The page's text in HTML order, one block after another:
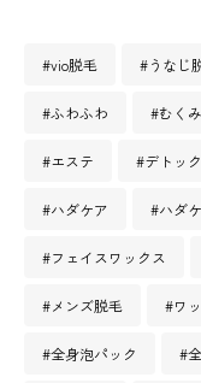
#vio脱毛 #うなじ
#ふわふわ #むくみ
#エステ #デトッ
#ハダケア #ハダ
#フェイスワックス
#メンズ脱毛 #ワ
#全身泡パック #